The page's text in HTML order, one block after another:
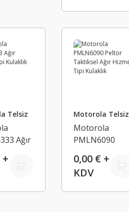
Telsiz
Ağır
+
Motorola Telsiz
Motorola
PMLN6090
Ağır Hizmet Tipi
Kulaklık
0,00 € +
KDV